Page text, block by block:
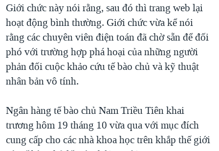
THỂ THAO
GIÁO DỤC
CÁC GIÁ TRỊ CỘNG HÒA Ở VIỆT NAM
THƯỢNG ĐỈNH TRUMP-KIM TẠI VIỆT NAM
TRỊNH VĨNH BÌNH VS. CHÍNH PHỦ VIỆT NAM
NGƯ DÂN VIỆT VÀ LÀN SÓNG TRỘM HẢI SÂM
BÊN KIA QUỐC LỘ: TIẾNG VỌNG TỪ NÔNG THÔN MỸ
QUAN HỆ VIỆT MỸ
Giới chức này nói rằng, sau đó thì trang web lại
hoạt động bình thường. Giới chức vừa kể nói
rằng các chuyên viên điện toán đã chờ sẵn để đối
phó với trường hợp phá hoại của những người
phản đối cuộc khảo cứu tế bào chủ và kỹ thuật
nhân bản vô tính.
Ngân hàng tế bào chủ Nam Triều Tiên khai
trương hôm 19 tháng 10 vừa qua với mục đích
cung cấp cho các nhà khoa học trên khắp thế giới